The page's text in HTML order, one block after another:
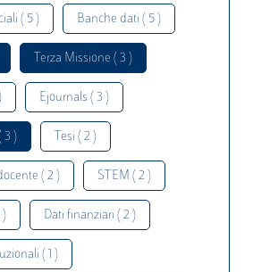
( 5 ) Banche dati ( 5 )
Terza Missione ( 3 )
Ejournals ( 3 )
3 ) Tesi ( 2 )
( 2 ) STEM ( 2 )
) Dati finanziari ( 2 )
( 1 )